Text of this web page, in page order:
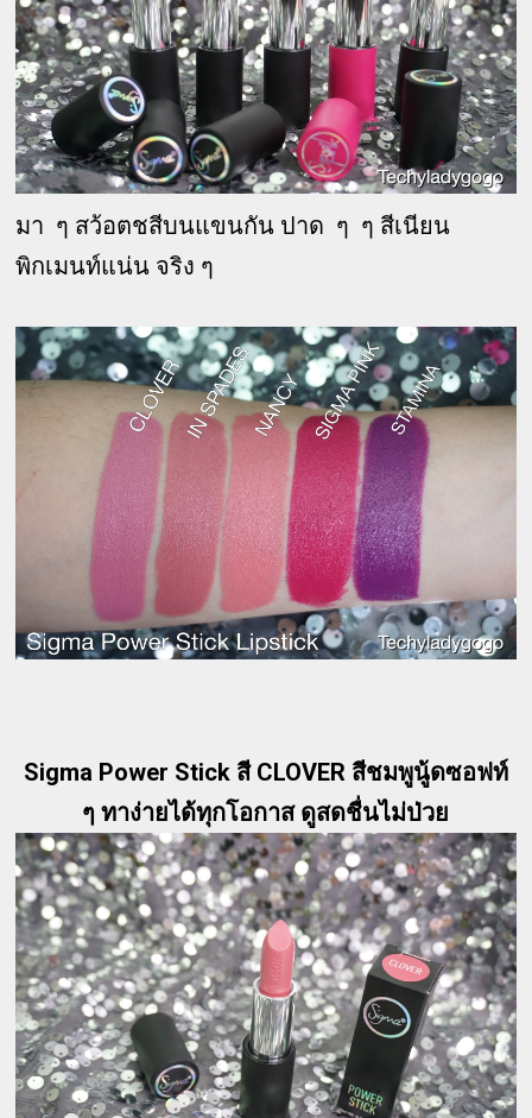
มา ๆ สว้อตชสีบนแขนกัน ปาด ๆ ๆ สีเนียน
พิกเมนท์แน่น จริง ๆ
Sigma Power Stick สี CLOVER สีชมพูนู้ดซอฟท์
ๆ ทาง่ายได้ทุกโอกาส ดูสดชื่นไม่ป่วย